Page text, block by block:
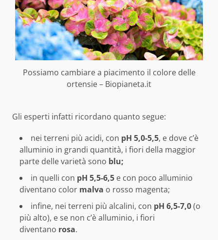
Possiamo cambiare a piacimento il colore delle
ortensie – Biopianeta.it
Gli esperti infatti ricordano quanto segue:
nei terreni più acidi, con pH 5,0-5,5, e dove c’è
alluminio in grandi quantità, i fiori della maggior
parte delle varietà sono blu;
in quelli con pH 5,5-6,5 e con poco alluminio
diventano color malva o rosso magenta;
infine, nei terreni più alcalini, con pH 6,5-7,0(o
più alto), e se non c’è alluminio, i fiori
diventano rosa.